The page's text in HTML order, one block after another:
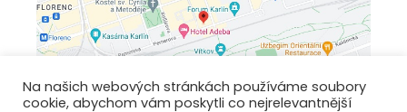
Na našich webových stránkách používáme soubory
cookie, abychom vám poskytli co nejrelevantnější